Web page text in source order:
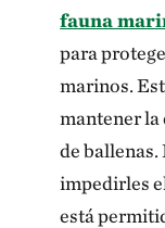
fauna
para
marinos.
mantener
de ballenas.
impedirles
está